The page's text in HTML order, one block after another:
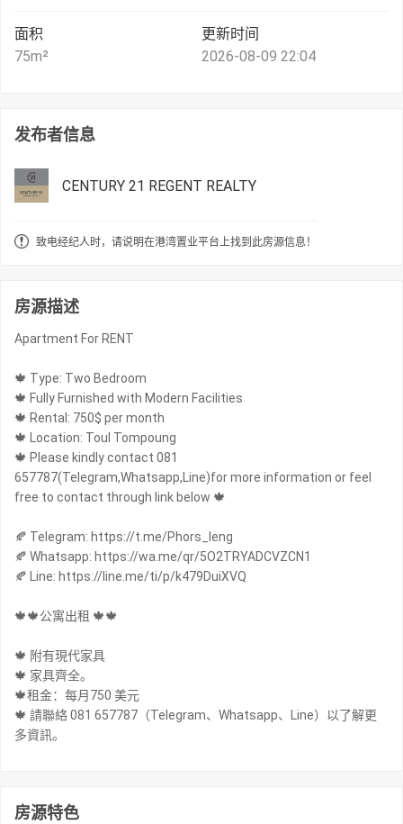
面积
75m²
更新时间
2026-08-09 22:04
发布者信息
CENTURY 21 REGENT REALTY
致电经纪人时，请说明在港湾置业平台上找到此房源信息！
房源描述
Apartment For RENT
🍁 Type: Two Bedroom
🍁 Fully Furnished with Modern Facilities
🍁 Rental: 750$ per month
🍁 Location: Toul Tompoung
🍁 Please kindly contact 081
657787(Telegram,Whatsapp,Line)for more information or feel
free to contact through link below 🍁
🍂 Telegram: https://t.me/Phors_leng
🍂 Whatsapp: https://wa.me/qr/5O2TRYADCVZCN1
🍂 Line: https://line.me/ti/p/k479DuiXVQ
🍁🍁公寓出租 🍁🍁
🍁 附有現代家具
🍁 家具齊全。
🍁租金：每月750 美元
🍁 請聯絡 081 657787（Telegram、Whatsapp、Line）以了解更
多資訊。
房源特色